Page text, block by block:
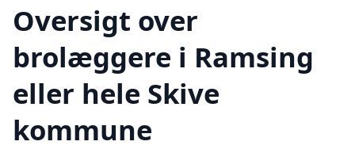
Oversigt over
brolæggere i Ramsing
eller hele Skive
kommune